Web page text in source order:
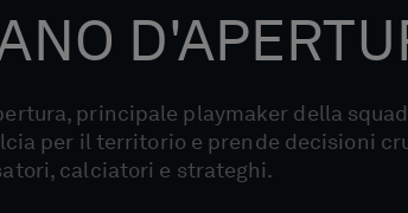
principale playmaker della
per il territorio e prende decisioni
calciatori e strateghi.